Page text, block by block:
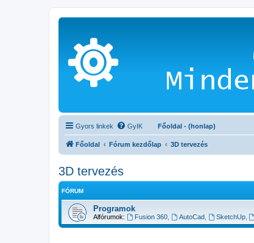
Gyors linkek GyIK Főoldal - (honlap)
Főoldal Fórum kezdőlap 3D tervezés
3D tervezés
FÓRUM
Programok
Alfórumok: Fusion 360, AutoCad, SketchUp,